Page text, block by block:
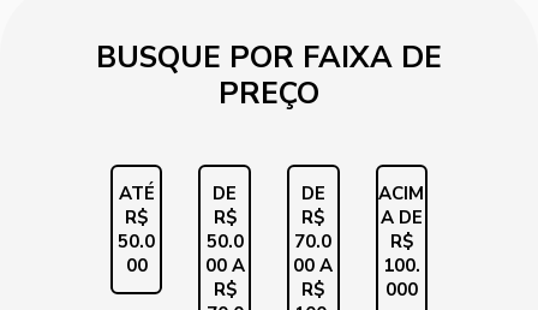
BUSQUE POR FAIXA DE
PREÇO
ATÉ
R$
50.0
00
DE
R$
50.0
00 A
R$
DE
R$
70.0
00 A
R$
ACIM
A DE
R$
100.
000